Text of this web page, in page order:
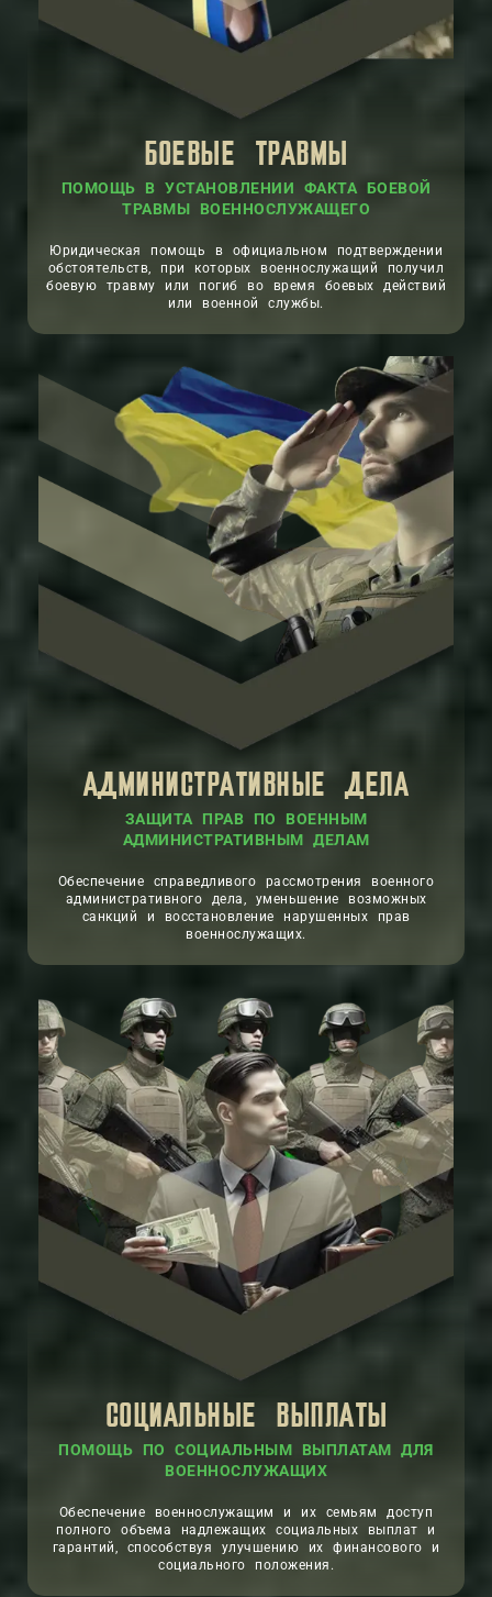
БОЕВЫЕ ТРАВМЫ
ПОМОЩЬ В УСТАНОВЛЕНИИ ФАКТА БОЕВОЙ
ТРАВМЫ ВОЕННОСЛУЖАЩЕГО
Юридическая помощь в официальном подтверждении
обстоятельств, при которых военнослужащий получил
боевую травму или погиб во время боевых действий
или военной службы.
АДМИНИСТРАТИВНЫЕ ДЕЛА
ЗАЩИТА ПРАВ ПО ВОЕННЫМ
АДМИНИСТРАТИВНЫМ ДЕЛАМ
Обеспечение справедливого рассмотрения военного
административного дела, уменьшение возможных
санкций и восстановление нарушенных прав
военнослужащих.
СОЦИАЛЬНЫЕ ВЫПЛАТЫ
ПОМОЩЬ ПО СОЦИАЛЬНЫМ ВЫПЛАТАМ ДЛЯ
ВОЕННОСЛУЖАЩИХ
Обеспечение военнослужащим и их семьям доступ
полного объема надлежащих социальных выплат и
гарантий, способствуя улучшению их финансового и
социального положения.